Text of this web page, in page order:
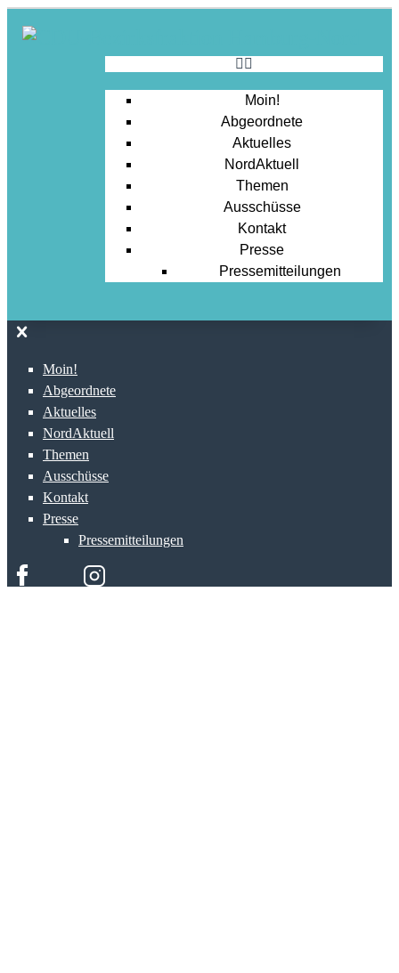
Moin!
Abgeordnete
Aktuelles
NordAktuell
Themen
Ausschüsse
Kontakt
Presse
Pressemitteilungen
Moin!
Abgeordnete
Aktuelles
NordAktuell
Themen
Ausschüsse
Kontakt
Presse
Pressemitteilungen